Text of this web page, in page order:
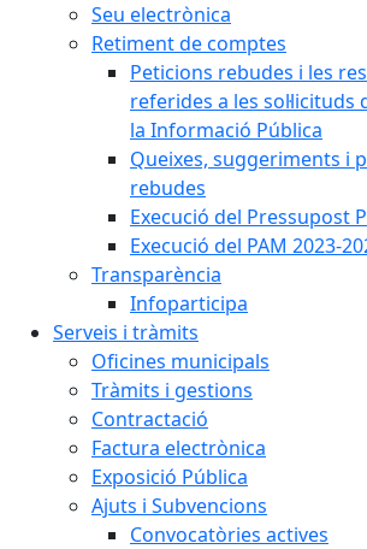
Seu electrònica
Retiment de comptes
Peticions rebudes i les
referides a les sol·licituds
la Informació Pública
Queixes, suggeriments i
rebudes
Execució del Pressupost
Execució del PAM 2023-
Transparència
Infoparticipa
Serveis i tràmits
Oficines municipals
Tràmits i gestions
Contractació
Factura electrònica
Exposició Pública
Ajuts i Subvencions
Convocatòries actives